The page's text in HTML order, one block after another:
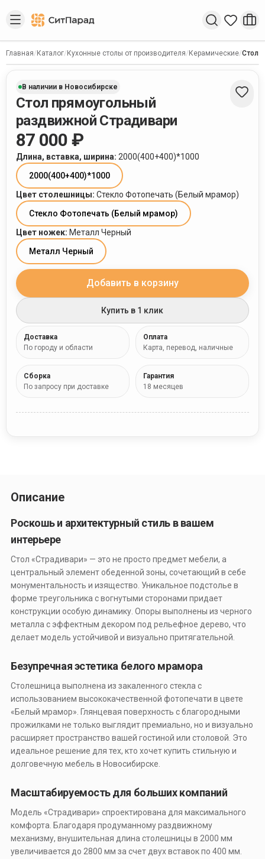
Введите запрос
Главная/ Каталог/ Кухонные столы от производителя/ Керамические/Стол
В наличии в Новосибирске
Стол прямоугольный
раздвижной Страдивари
87 000 ₽
Длина, вставка, ширина: 2000(400+400)*1000
2000(400+400)*1000
Цвет столешницы: Стекло Фотопечать (Белый мрамор)
Стекло Фотопечать (Белый мрамор)
Цвет ножек: Металл Черный
Металл Черный
Добавить в корзину
Купить в 1 клик
Доставка
По городу и области
Оплата
Карта, перевод, наличные
Сборка
По запросу при доставке
Гарантия
18 месяцев
Описание
Роскошь и архитектурный стиль в вашем
интерьере
Стол «Страдивари» — это не просто предмет мебели, а
центральный элемент обеденной зоны, сочетающий в себе
монументальность и изящество. Уникальное подстолье в
форме треугольника с вогнутыми сторонами придает
конструкции особую динамику. Опоры выполнены из черного
металла с эффектным декором под рельефное дерево, что
делает модель устойчивой и визуально притягательной.
Безупречная эстетика белого мрамора
Столешница выполнена из закаленного стекла с
использованием высококачественной фотопечати в цвете
«Белый мрамор». Глянцевая поверхность с благородными
прожилками не только выглядит премиально, но и визуально
расширяет пространство вашей гостиной или столовой. Это
идеальное решение для тех, кто хочет купить стильную и
долговечную мебель в Новосибирске.
Масштабируемость для больших компаний
Модель «Страдивари» спроектирована для максимального
комфорта. Благодаря продуманному раздвижному
механизму, внушительная длина столешницы в 2000 мм
увеличивается до 2800 мм за счет двух вставок по 400 мм.